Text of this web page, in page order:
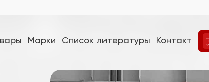
Марки Список литературы Контакт